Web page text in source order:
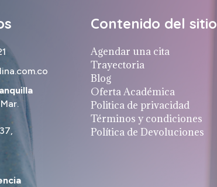
Contenido del sitio
Agendar una cita
Trayectoria
Blog
Oferta Académica
Politica de privacidad
Términos y condiciones
Política de Devoluciones